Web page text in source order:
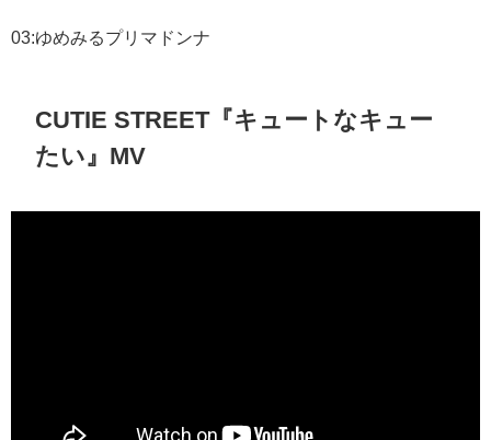
03:ゆめみるプリマドンナ
CUTIE STREET『キュートなキュー
たい』MV